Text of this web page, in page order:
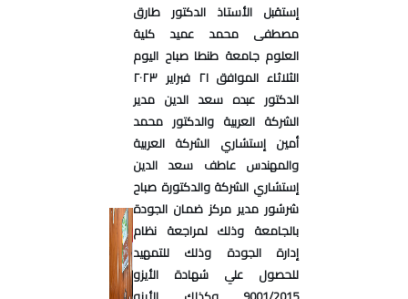
إستقبل الأستاذ الدكتور طارق
مصطفى محمد عميد كلية
العلوم جامعة طنطا صباح اليوم
الثلاثاء الموافق ٢١ فبراير ٢٠٢٣
الدكتور عبده سعد الدين مدير
الشركة العربية والدكتور محمد
أمين إستشاري الشركة العربية
والمهندس عاطف سعد الدين
إستشاري الشركة والدكتورة صباح
شرشور مدير مركز ضمان الجودة
بالجامعة وذلك لمراجعة نظام
إدارة الجودة وذلك للتمهيد
للحصول علي شهادة الأيزو